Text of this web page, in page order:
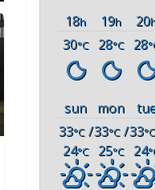
18h 19h 20
30°C 28°C 28
sun mon
33°C/
24°C
33°C/
25°C
33°C
24